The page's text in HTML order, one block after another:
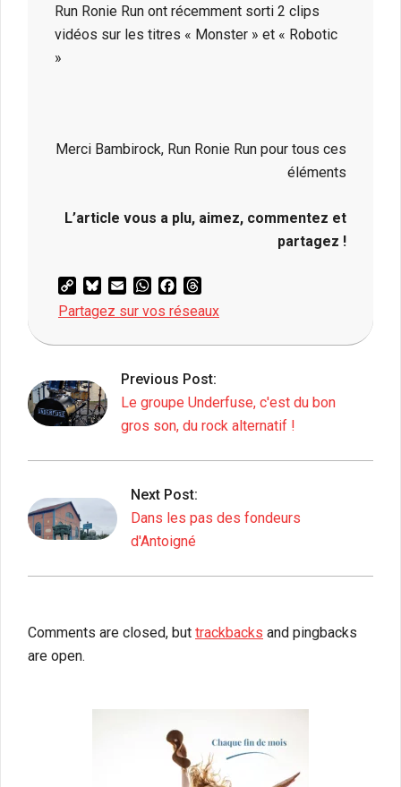
Run Ronie Run ont récemment sorti 2 clips
vidéos sur les titres « Monster » et « Robotic
»
Merci Bambirock, Run Ronie Run pour tous ces
éléments
L’article vous a plu, aimez, commentez et
partagez !
Copy
Link
Bluesky
Email WhatsAppFacebook
Partagez sur vos réseaux
2021-
01
Previous Post:
Le groupe Underfuse, c'est du bon
gros son, du rock alternatif !
Next Post:
Dans les pas des fondeurs
d'Antoigné
Comments are closed, but trackbacks and pingbacks
are open.